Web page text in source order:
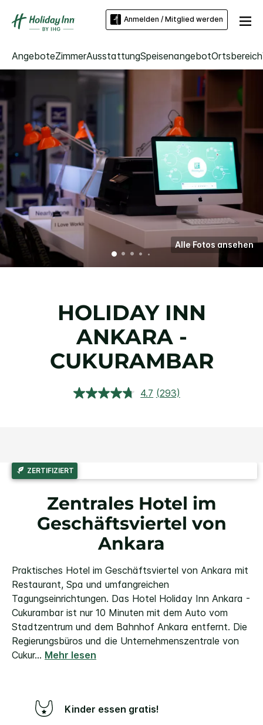
Anmelden / Mitglied werden
AngeboteZimmerAusstattungSpeisenangebotOrtsbereich
Alle Fotos ansehen
HOLIDAY INN
ANKARA -
CUKURAMBAR
4.7 293
(293)
ZERTIFIZIERT
Zentrales Hotel im
Geschäftsviertel von
Ankara
Praktisches Hotel im Geschäftsviertel von Ankara mit
Restaurant, Spa und umfangreichen
Tagungseinrichtungen. Das Hotel Holiday Inn Ankara -
Cukurambar ist nur 10 Minuten mit dem Auto vom
Stadtzentrum und dem Bahnhof Ankara entfernt. Die
Regierungsbüros und die Unternehmenszentrale von
Cukur... Mehr lesen
Kinder essen gratis!